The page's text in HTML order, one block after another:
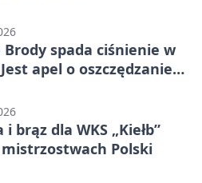
spada ciśnienie w
apel o oszczędzanie
i brąz dla WKS „Kiełb”
Polski